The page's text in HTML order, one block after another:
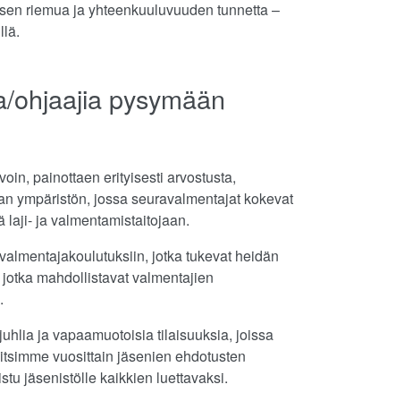
riemua ja yhteenkuuluvuuden tunnetta –
ohjaajia pysymään
painottaen erityisesti arvostusta,
ympäristön, jossa seuravalmentajat kokevat
laji- ja valmentamistaitojaan.
jotka tukevat heidän
mahdollistavat valmentajien
ja vapaamuotoisia tilaisuuksia, joissa
vuosittain jäsenien ehdotusten
jäsenistölle kaikkien luettavaksi.